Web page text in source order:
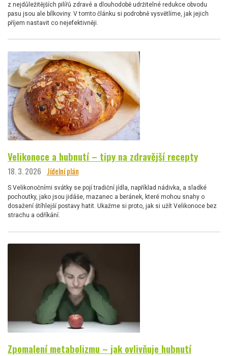
z nejdůležitějších pilířů zdravé a dlouhodobě udržitelné redukce obvodu
pasu jsou ale bílkoviny. V tomto článku si podrobně vysvětlíme, jak jejich
příjem nastavit co nejefektivněji.
Velikonoce a hubnutí – tipy na zdravější recepty
18. 3. 2026 Jídelní plán
S Velikonočními svátky se pojí tradiční jídla, například nádivka, a sladké
pochoutky, jako jsou jidáše, mazanec a beránek, které mohou snahy o
dosažení štíhlejší postavy hatit. Ukažme si proto, jak si užít Velikonoce bez
strachu a odříkání.
Zpomalení metabolizmu – jak ovlivňuje hubnutí